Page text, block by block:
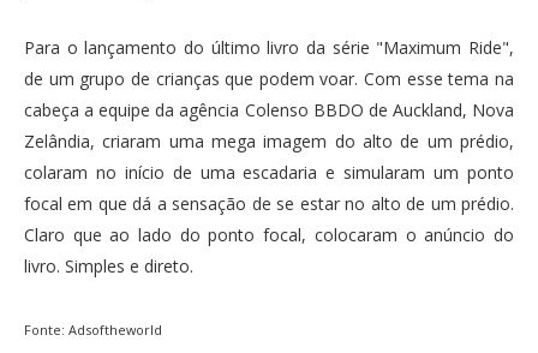
Para o lançamento do último livro da série "Maximum Ride",
de um grupo de crianças que podem voar. Com esse tema na
cabeça a equipe da agência Colenso BBDO de Auckland, Nova
Zelândia, criaram uma mega imagem do alto de um prédio,
colaram no início de uma escadaria e simularam um ponto
focal em que dá a sensação de se estar no alto de um prédio.
Claro que ao lado do ponto focal, colocaram o anúncio do
livro. Simples e direto.
Fonte: Adsoftheworld